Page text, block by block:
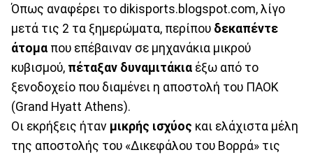
Όπως αναφέρει το dikisports.blogspot.com, λίγο
μετά τις 2 τα ξημερώματα, περίπου δεκαπέντε
άτομα που επέβαιναν σε μηχανάκια μικρού
κυβισμού, πέταξαν δυναμιτάκια έξω από το
ξενοδοχείο που διαμένει η αποστολή του ΠΑΟΚ
(Grand Hyatt Athens).
Οι εκρήξεις ήταν μικρής ισχύος και ελάχιστα μέλη
της αποστολής του «Δικεφάλου του Βορρά» τις